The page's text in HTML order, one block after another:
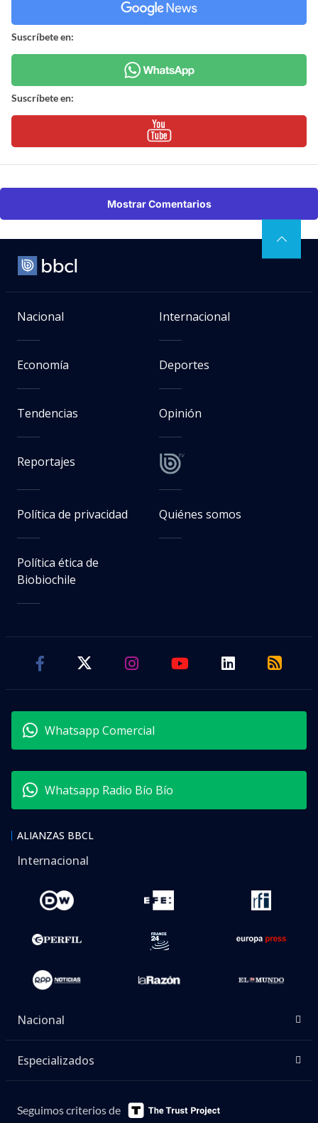
Suscríbete en:
Suscríbete en:
Mostrar Comentarios
Nacional Internacional
Economía Deportes
Tendencias Opinión
Reportajes
Política de privacidad Quiénes somos
Política ética de
Biobiochile
Whatsapp Comercial
Whatsapp Radio Bío Bío
ALIANZAS BBCL
Internacional
Nacional
Especializados
Seguimos criterios de